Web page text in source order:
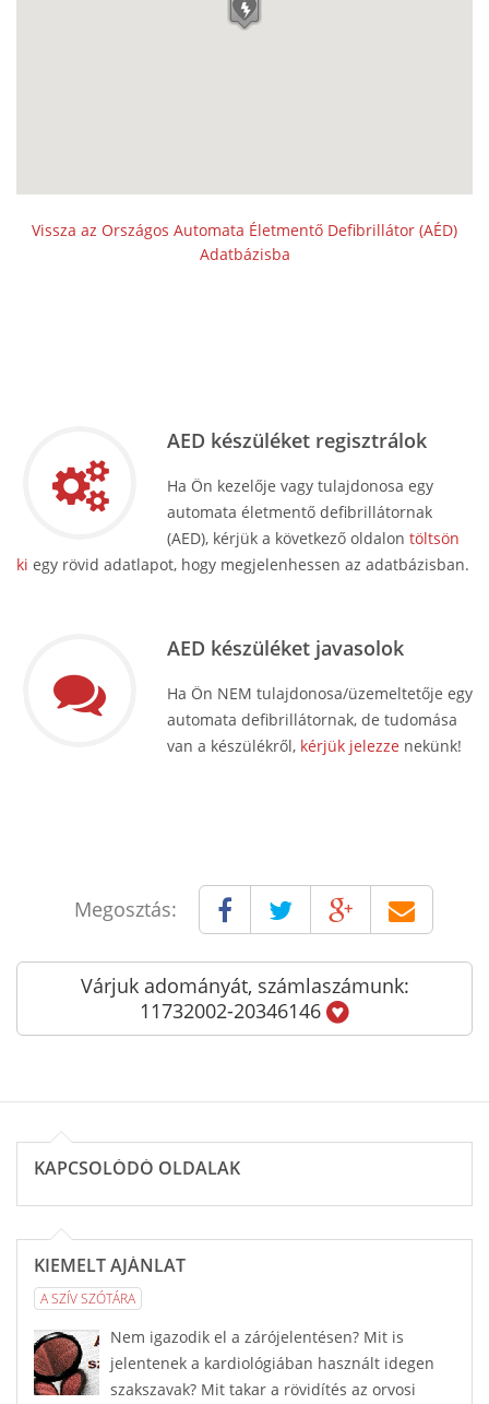
Vissza az Országos Automata Életmentő Defibrillátor (AÉD)
Adatbázisba
AED készüléket regisztrálok
Ha Ön kezelője vagy tulajdonosa egy
automata életmentő defibrillátornak
(AED), kérjük a következő oldalon töltsön
ki egy rövid adatlapot, hogy megjelenhessen az adatbázisban.
AED készüléket javasolok
Ha Ön NEM tulajdonosa/üzemeltetője egy
automata defibrillátornak, de tudomása
van a készülékről, kérjük jelezze nekünk!
Megosztás:
Várjuk adományát, számlaszámunk:
11732002-20346146
KAPCSOLÓDÓ OLDALAK
KIEMELT AJÁNLAT
A SZÍV SZÓTÁRA
Nem igazodik el a zárójelentésen? Mit is
jelentenek a kardiológiában használt idegen
szakszavak? Mit takar a rövidítés az orvosi